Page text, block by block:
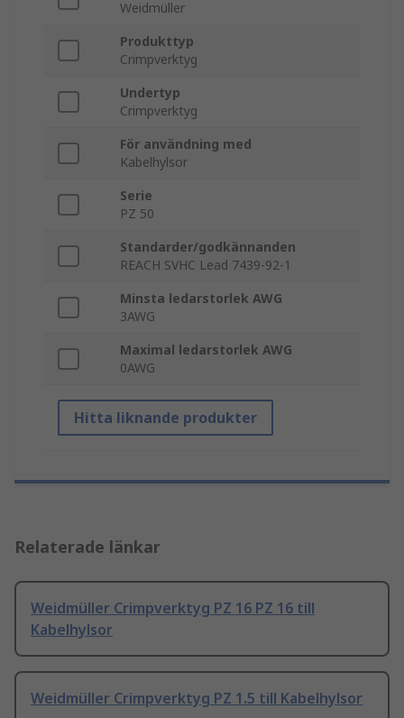
Weidmüller
Produkttyp
Crimpverktyg
Undertyp
Crimpverktyg
För användning med
Kabelhylsor
Serie
PZ 50
Standarder/godkännanden
REACH SVHC Lead 7439-92-1
Minsta ledarstorlek AWG
3AWG
Maximal ledarstorlek AWG
0AWG
Hitta liknande produkter
Relaterade länkar
Weidmüller Crimpverktyg PZ 16 PZ 16 till
Kabelhylsor
Weidmüller Crimpverktyg PZ 1.5 till Kabelhylsor